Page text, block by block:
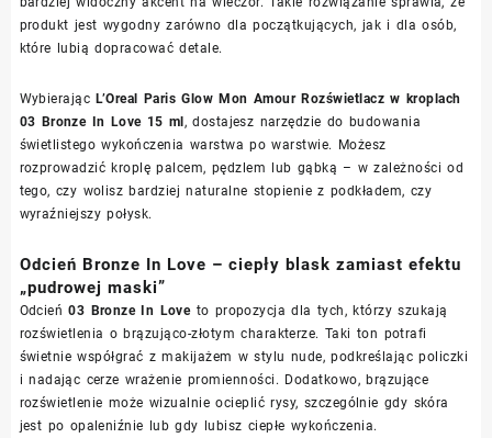
produkt jest wygodny zarówno dla początkujących, jak i dla osób,
które lubią dopracować detale.
WybierającL’Oreal Paris Glow Mon Amour Rozświetlacz w kroplach
03 Bronze In Love 15 ml, dostajesz narzędzie do budowania
świetlistego wykończenia warstwa po warstwie. Możesz
rozprowadzić kroplę palcem, pędzlem lub gąbką – w zależności od
tego, czy wolisz bardziej naturalne stopienie z podkładem, czy
wyraźniejszy połysk.
Odcień Bronze In Love – ciepły blask zamiast efektu
„pudrowej maski”
Odcień03 Bronze In Loveto propozycja dla tych, którzy szukają
rozświetlenia o brązująco-złotym charakterze. Taki ton potrafi
świetnie współgrać z makijażem w stylu nude, podkreślając policzki
i nadając cerze wrażenie promienności. Dodatkowo, brązujące
rozświetlenie może wizualnie ocieplić rysy, szczególnie gdy skóra
jest po opaleniźnie lub gdy lubisz ciepłe wykończenia.